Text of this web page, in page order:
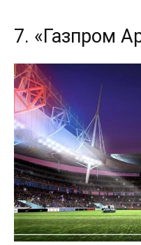
7. «Газпром